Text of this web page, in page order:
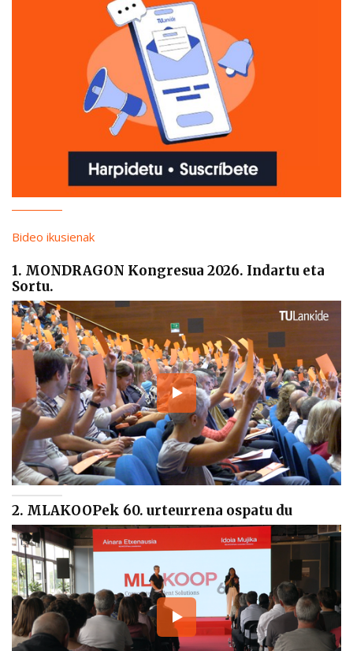
Bideo ikusienak
1. MONDRAGON Kongresua 2026. Indartu eta
Sortu.
2. MLAKOOPek 60. urteurrena ospatu du